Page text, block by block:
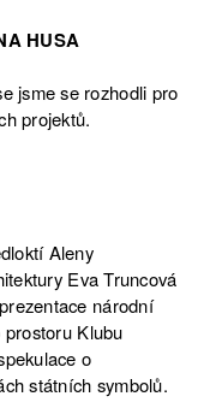
HUSA
jsme se rozhodli pro
projektů.
Aleny
Eva Truncová
národní
Klubu
o
státních symbolů.